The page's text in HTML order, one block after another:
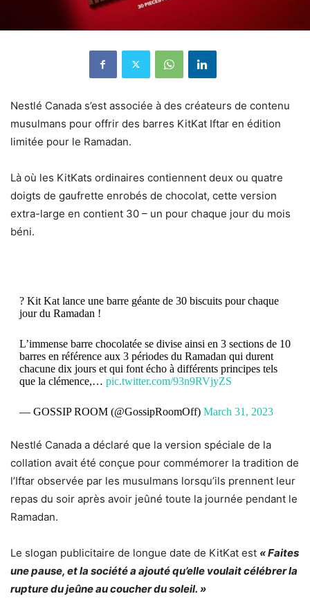
Nestlé Canada s’est associée à des créateurs de contenu
musulmans pour offrir des barres KitKat Iftar en édition
limitée pour le Ramadan.
Là où les KitKats ordinaires contiennent deux ou quatre
doigts de gaufrette enrobés de chocolat, cette version
extra-large en contient 30 – un pour chaque jour du mois
béni.
? Kit Kat lance une barre géante de 30 biscuits pour chaque
jour du Ramadan !
L’immense barre chocolatée se divise ainsi en 3 sections de 10
barres en référence aux 3 périodes du Ramadan qui durent
chacune dix jours et qui font écho à différents principes tels
que la clémence,… pic.twitter.com/93n9RVjyZS
— GOSSIP ROOM (@GossipRoomOff) March 31, 2023
Nestlé Canada a déclaré que la version spéciale de la
collation avait été conçue pour commémorer la tradition de
l’Iftar observée par les musulmans lorsqu’ils prennent leur
repas du soir après avoir jeûné toute la journée pendant le
Ramadan.
Le slogan publicitaire de longue date de KitKat est « Faites
une pause, et la société a ajouté qu’elle voulait célébrer la
rupture du jeûne au coucher du soleil. »